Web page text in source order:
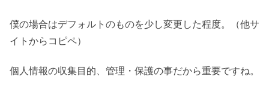
僕の場合はデフォルトのものを少し変更した程度。（他サ
イトからコピペ）
個人情報の収集目的、管理・保護の事だから重要ですね。